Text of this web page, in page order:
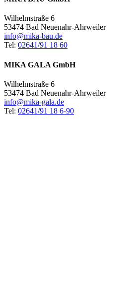
Wilhelmstraße 6
53474 Bad Neuenahr-Ahrweiler
info@mika-bau.de
Tel: 02641/91 18 60
MIKA GALA GmbH
Wilhelmstraße 6
53474 Bad Neuenahr-Ahrweiler
info@mika-gala.de
Tel: 02641/91 18 6-90